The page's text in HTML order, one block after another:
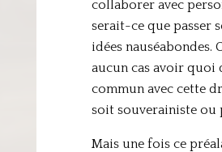
collaborer avec
serait-ce que passer
idées nauséabondes.
aucun cas avoir quoi
commun avec cette
soit souverainiste ou
Mais une fois ce